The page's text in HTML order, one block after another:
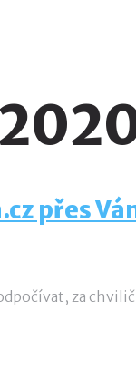
přes
za